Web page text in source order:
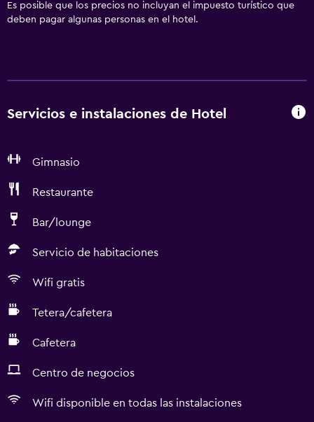
Es posible que los precios no incluyan el impuesto turístico que
deben pagar algunas personas en el hotel.
Servicios e instalaciones de Hotel
Gimnasio
Restaurante
Bar/lounge
Servicio de habitaciones
Wifi gratis
Tetera/cafetera
Cafetera
Centro de negocios
Wifi disponible en todas las instalaciones